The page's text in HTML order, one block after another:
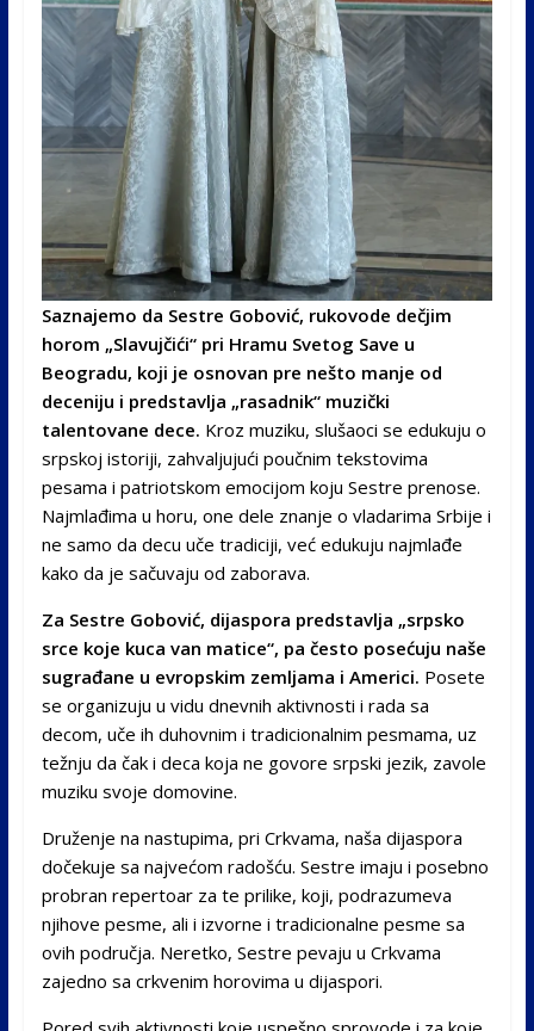
Saznajemo da Sestre Gobović, rukovode dečjim
horom „Slavujčići“ pri Hramu Svetog Save u
Beogradu, koji je osnovan pre nešto manje od
deceniju i predstavlja „rasadnik“ muzički
talentovane dece. Kroz muziku, slušaoci se edukuju o
srpskoj istoriji, zahvaljujući poučnim tekstovima
pesama i patriotskom emocijom koju Sestre prenose.
Najmlađima u horu, one dele znanje o vladarima Srbije i
ne samo da decu uče tradiciji, već edukuju najmlađe
kako da je sačuvaju od zaborava.
Za Sestre Gobović, dijaspora predstavlja „srpsko
srce koje kuca van matice“, pa često posećuju naše
sugrađane u evropskim zemljama i Americi. Posete
se organizuju u vidu dnevnih aktivnosti i rada sa
decom, uče ih duhovnim i tradicionalnim pesmama, uz
težnju da čak i deca koja ne govore srpski jezik, zavole
muziku svoje domovine.
Druženje na nastupima, pri Crkvama, naša dijaspora
dočekuje sa najvećom radošću. Sestre imaju i posebno
probran repertoar za te prilike, koji, podrazumeva
njihove pesme, ali i izvorne i tradicionalne pesme sa
ovih područja. Neretko, Sestre pevaju u Crkvama
zajedno sa crkvenim horovima u dijaspori.